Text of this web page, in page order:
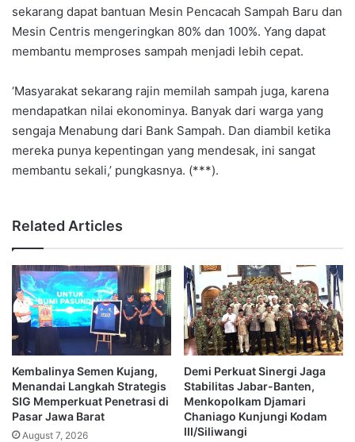
sekarang dapat bantuan Mesin Pencacah Sampah Baru dan
Mesin Centris mengeringkan 80% dan 100%. Yang dapat
membantu memproses sampah menjadi lebih cepat.
‘Masyarakat sekarang rajin memilah sampah juga, karena
mendapatkan nilai ekonominya. Banyak dari warga yang
sengaja Menabung dari Bank Sampah. Dan diambil ketika
mereka punya kepentingan yang mendesak, ini sangat
membantu sekali,’ pungkasnya. (***).
Related Articles
Kembalinya Semen Kujang,
Menandai Langkah Strategis
SIG Memperkuat Penetrasi di
Pasar Jawa Barat
August 7, 2026
Demi Perkuat Sinergi Jaga
Stabilitas Jabar-Banten,
Menkopolkam Djamari
Chaniago Kunjungi Kodam
III/Siliwangi